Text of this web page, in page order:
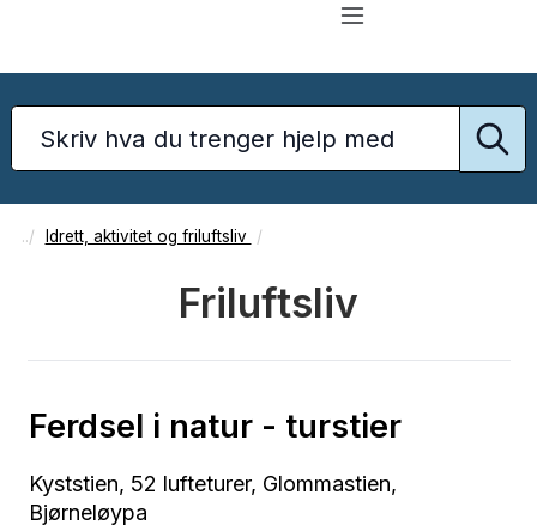
Idrett, aktivitet og friluftsliv
Friluftsliv
Ferdsel i natur - turstier
Kyststien, 52 lufteturer, Glommastien,
Bjørneløypa